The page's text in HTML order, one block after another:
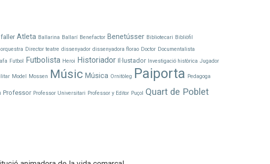
Atleta Ballarina Ballarí Benefactor Benetússer Bibliotecari Bibliòfil
Director teatre dissenyador dissenyadora florao Doctor Documentalista
Futbol Futbolista Heroi Historiador Il·lustador Investigació històrica Jugador
Model Mossen Músic Música Ornitòleg Paiporta Pedagoga
Professor Professor Universitari Professor y Editor Puçol Quart de Poblet